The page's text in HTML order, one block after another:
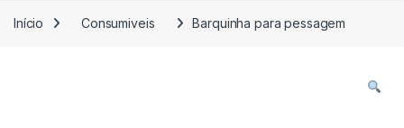
Início Consumiveis Barquinha para pessagem